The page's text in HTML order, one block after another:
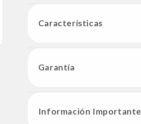
Características
Garantía
Información Importante